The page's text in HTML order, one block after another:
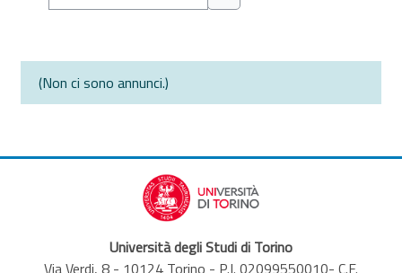
Cerca nei forum
(Non ci sono annunci.)
Università degli Studi di Torino